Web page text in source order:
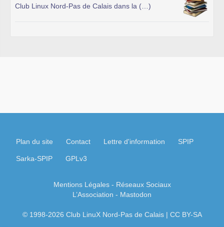
Club Linux Nord-Pas de Calais dans la (…)
Plan du site Contact Lettre d'information SPIP
Sarka-SPIP GPLv3
Mentions Légales- Réseaux Sociaux
L’Association - Mastodon
© 1998-2026 Club LinuX Nord-Pas de Calais | CC BY-SA